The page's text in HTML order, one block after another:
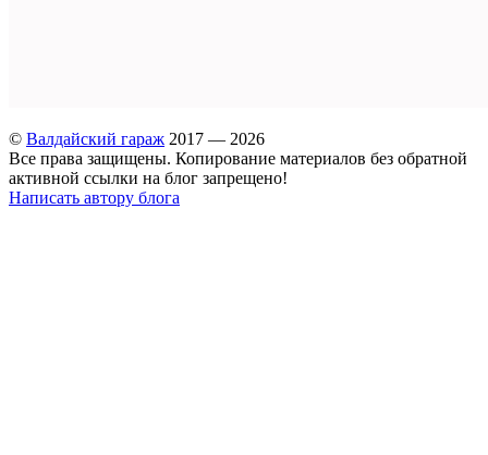
© Валдайский гараж 2017 — 2026
Все права защищены. Копирование материалов без обратной
активной ссылки на блог запрещено!
Написать автору блога